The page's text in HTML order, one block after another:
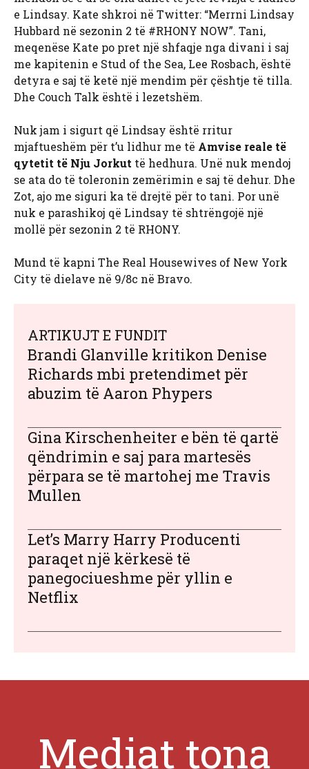
e Lindsay. Kate shkroi në Twitter: “Merrni Lindsay
Hubbard në sezonin 2 të #RHONY NOW”. Tani,
meqenëse Kate po pret një shfaqje nga divani i saj
me kapitenin e Stud of the Sea, Lee Rosbach, është
detyra e saj të ketë një mendim për çështje të tilla.
Dhe Couch Talk është i lezetshëm.
Nuk jam i sigurt që Lindsay është rritur
mjaftueshëm për t’u lidhur me të Amvise reale të
qytetit të Nju Jorkut të hedhura. Unë nuk mendoj
se ata do të toleronin zemërimin e saj të dehur. Dhe
Zot, ajo me siguri ka të drejtë për to tani. Por unë
nuk e parashikoj që Lindsay të shtrëngojë një
mollë për sezonin 2 të RHONY.
Mund të kapni The Real Housewives of New York
City të dielave në 9/8c në Bravo.
ARTIKUJT E FUNDIT
Brandi Glanville kritikon Denise
Richards mbi pretendimet për
abuzim të Aaron Phypers
Gina Kirschenheiter e bën të qartë
qëndrimin e saj para martesës
përpara se të martohej me Travis
Mullen
Let’s Marry Harry Producenti
paraqet një kërkesë të
panegociueshme për yllin e
Netflix
Mediat tona